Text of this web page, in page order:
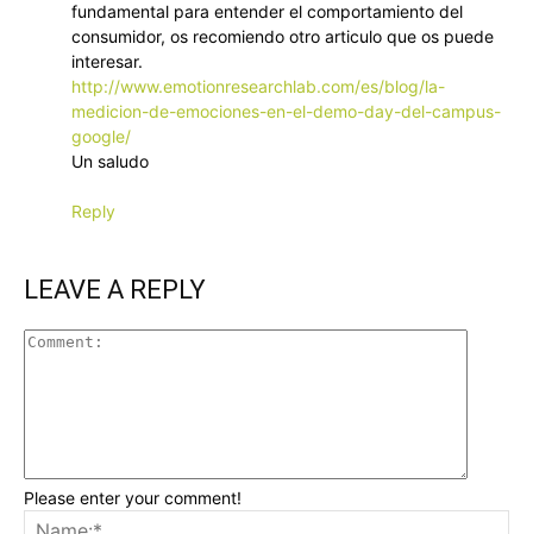
fundamental para entender el comportamiento del
consumidor, os recomiendo otro articulo que os puede
interesar.
http://www.emotionresearchlab.com/es/blog/la-
medicion-de-emociones-en-el-demo-day-del-campus-
google/
Un saludo
Reply
LEAVE A REPLY
Please enter your comment!